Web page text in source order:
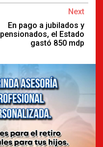
Next
En pago a jubilados y
pensionados, el Estado
gastó 850 mdp